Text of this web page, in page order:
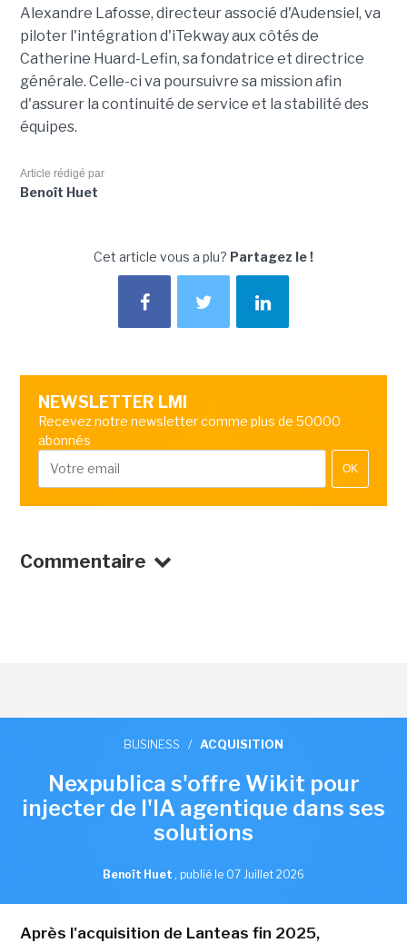
Alexandre Lafosse, directeur associé d'Audensiel, va
piloter l'intégration d'iTekway aux côtés de
Catherine Huard-Lefin, sa fondatrice et directrice
générale. Celle-ci va poursuivre sa mission afin
d'assurer la continuité de service et la stabilité des
équipes.
Article rédigé par
Benoît Huet
Cet article vous a plu? Partagez le !
NEWSLETTER LMI
Recevez notre newsletter comme plus de 50000
abonnés
OK
Commentaire
BUSINESS / ACQUISITION
Nexpublica s'offre Wikit pour
injecter de l'IA agentique dans ses
solutions
Benoît Huet , publié le 07 Juillet 2026
Après l'acquisition de Lanteas fin 2025,